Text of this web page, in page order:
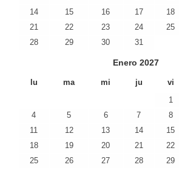
14
15 16 17 18
21
22 23 24 25
28
29 30 31
Enero 2027
lu ma mi ju vi
1
4
5 6 7 8
11
12 13 14 15
18
19 20 21 22
25
26 27 28 29